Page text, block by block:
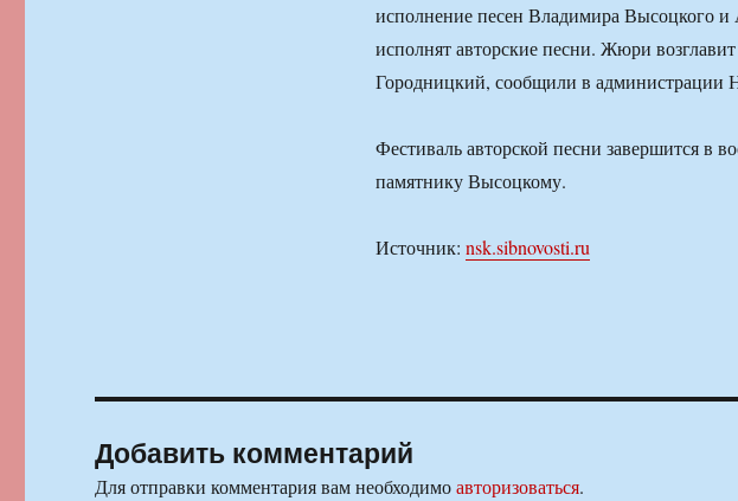
исполнение песен Владимира Высоцкого и
исполнят авторские песни. Жюри
Городницкий, сообщили в администрации
Фестиваль авторской песни завершится в
памятнику Высоцкому.
Источник: nsk.sibnovosti.ru
Добавить комментарий
Для отправки комментария вам необходимоавторизоваться.